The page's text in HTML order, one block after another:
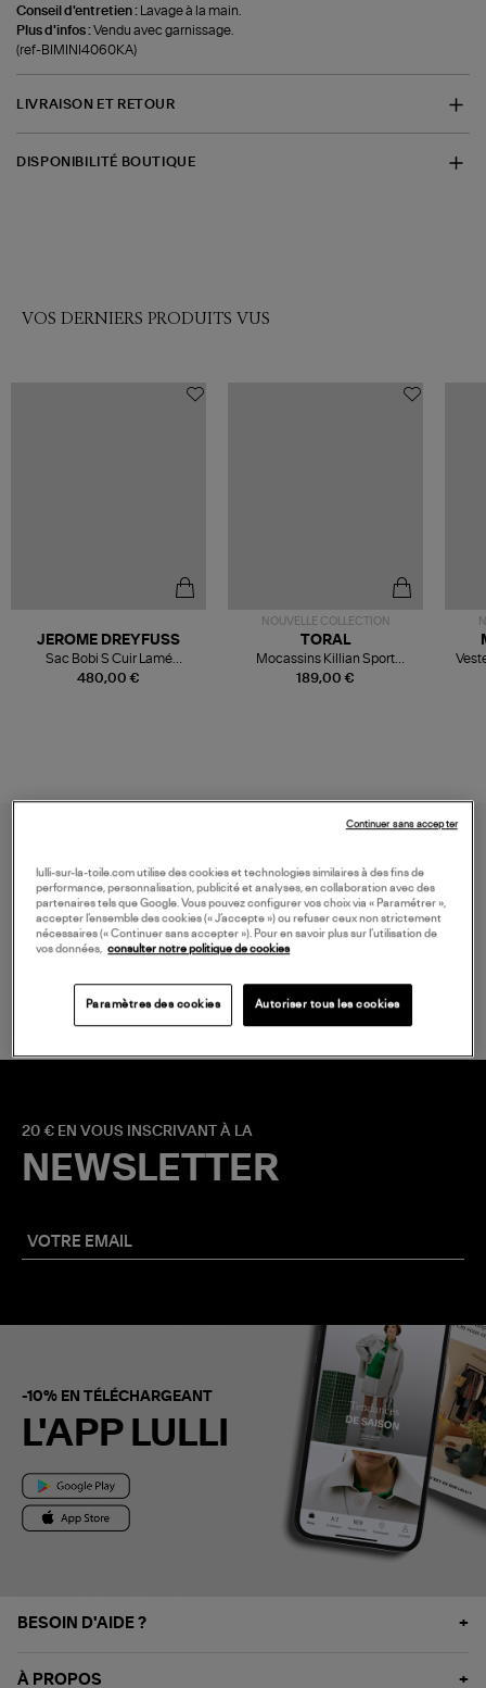
Conseil d'entretien :
Lavage à la main.
Plus d'infos :Vendu avec garnissage.
(ref-BIMINI4060KA)
LIVRAISON ET RETOUR
DISPONIBILITÉ BOUTIQUE
VOS DERNIERS PRODUITS VUS
480,00 €
JEROME DREYFUSS
Sac Bobi S Cuir Lamé
Champagne
NOUVELLE COLLECTION
189,00 €
TORAL
Mocassins Killian Sport
Mousse
LIVRAISON GRATUITE
20 € EN VOUS INSCRIVANT À LA
NEWSLETTER
-10% EN TÉLÉCHARGEANT
L'APP LULLI
BESOIN D'AIDE ?
À PROPOS
lulli-sur-la-toile.com utilise des cookies et technologies similaires à des fins de
performance, personnalisation, publicité et analyses, en collaboration avec des
partenaires tels que Google. Vous pouvez configurer vos choix via « Paramétrer »,
accepter l’ensemble des cookies (« J’accepte ») ou refuser ceux non strictement
nécessaires (« Continuer sans accepter »). Pour en savoir plus sur l’utilisation de
vos données, consulter notre politique de cookies
Paramètres des cookies Autoriser tous les cookies
Continuer sans accepter